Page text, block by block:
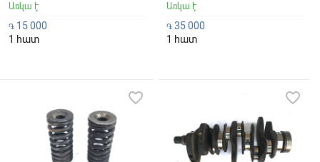
Առկա է
֏ 15 000
1 հատ
Առկա է
֏35 000
1 հատ
favorite_border favorite_border